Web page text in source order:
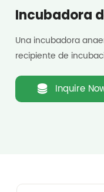
Incubadora
Una incubadora
recipiente de
Inquire